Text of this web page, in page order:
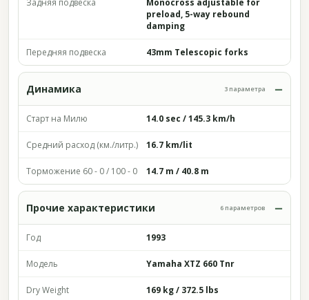
Задняя подвеска
Monocross adjustable for
preload, 5-way rebound
damping
Передняя подвеска 43mm Telescopic forks
Динамика 3 параметра
Старт на Милю 14.0 sec / 145.3 km/h
Средний расход (км./литр.) 16.7 km/lit
Торможение 60 - 0 / 100 - 0 14.7 m / 40.8 m
Прочие характеристики 6 параметров
Год 1993
Модель Yamaha XTZ 660 Tnr
Dry Weight 169 kg / 372.5 lbs